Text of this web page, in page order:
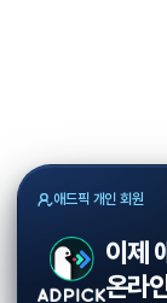
애드픽 개인 회원
이제
온라